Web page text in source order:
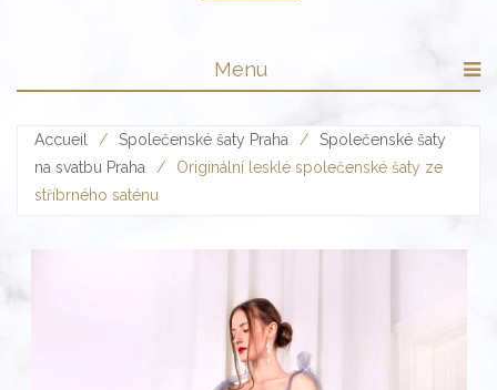
Menu
Accueil / Společenské šaty Praha /
Společenské šaty
na svatbu Praha
/
Originální lesklé společenské šaty ze
stříbrného saténu